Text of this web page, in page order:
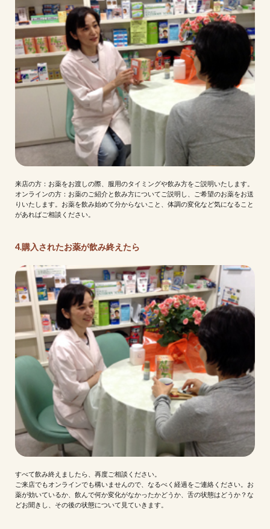
来店の方：お薬をお渡しの際、服用のタイミングや飲み方をご説明いたします。
オンラインの方：お薬のご紹介と飲み方についてご説明し、ご希望のお薬をお送
りいたします。お薬を飲み始めて分からないこと、体調の変化など気になること
があればご相談ください。
4.購入されたお薬が飲み終えたら
すべて飲み終えましたら、再度ご相談ください。
ご来店でもオンラインでも構いませんので、なるべく経過をご連絡ください。お
薬が効いているか、飲んで何か変化がなかったかどうか、舌の状態はどうか？な
どお聞きし、その後の状態について見ていきます。